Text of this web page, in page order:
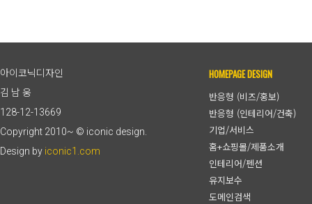
아이코닉디자인
김 남 웅
128-12-13669
Copyright 2010~ © iconic design.
Design by iconic1.com
HOMEPAGE DESIGN
반응형 (비즈/홍보)
반응형 (인테리어/건축)
기업/서비스
홈+쇼핑몰/제품소개
인테리어/펜션
유지보수
도메인검색